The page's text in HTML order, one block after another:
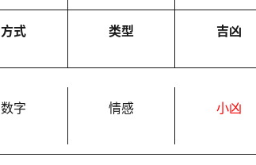
方式 类型 吉凶
数字 情感 小凶